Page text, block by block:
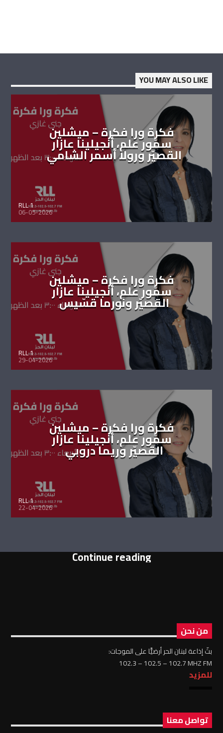
YOU MAY ALSO LIKE
فكرة ورا فكرة – ميشلين
سمّور علم، أنجيلينا عازار
القصيّر ورولا أسمر الشامي
RLL 1
06-05-2026
فكرة ورا فكرة – ميشلين
سمّور علم، أنجيلينا عازار
القصيّر ونورما قسّيس
RLL 1
29-04-2026
فكرة ورا فكرة – ميشلين
سمّور علم، أنجيلينا عازار
القصيّر وريما دروبي
RLL 1
22-04-2026
Continue reading
من نحن
بثّ إذاعة لبنان الحر أرضيًّا على الموجات:
102.3 – 102.5 – 102.7 MHZ FM
للمزيد
تواصل معنا